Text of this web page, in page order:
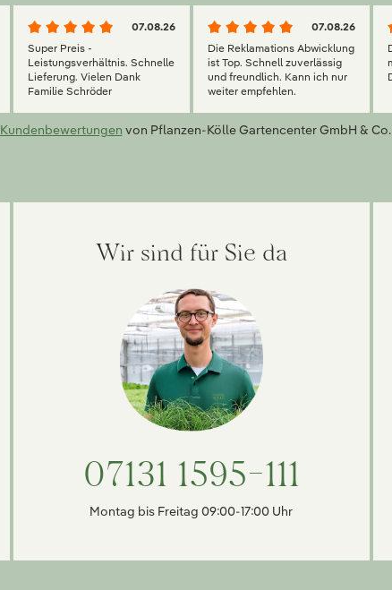
07.08.26
Super Preis -
Leistungsverhältnis. Schnelle
Lieferung. Vielen Dank
Familie Schröder
07.08.26
Die Reklamations Abwicklung
ist Top. Schnell zuverlässig
und freundlich. Kann ich nur
weiter empfehlen.
Kundenbewertungen von Pflanzen-Kölle Gartencenter GmbH & Co.
Wir sind für Sie da
07131 1595-111
Montag bis Freitag 09:00-17:00 Uhr